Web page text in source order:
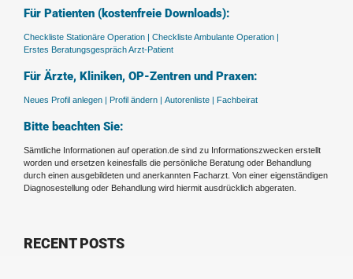
Für Patienten (kostenfreie Downloads):
Checkliste Stationäre Operation | Checkliste Ambulante Operation |
Erstes Beratungsgespräch Arzt-Patient
Für Ärzte, Kliniken, OP-Zentren und Praxen:
Neues Profil anlegen | Profil ändern | Autorenliste | Fachbeirat
Bitte beachten Sie:
Sämtliche Informationen auf operation.de sind zu Informationszwecken erstellt
worden und ersetzen keinesfalls die persönliche Beratung oder Behandlung
durch einen ausgebildeten und anerkannten Facharzt. Von einer eigenständigen
Diagnosestellung oder Behandlung wird hiermit ausdrücklich abgeraten.
RECENT POSTS